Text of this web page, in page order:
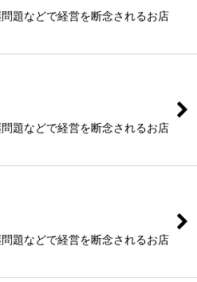
題などで経営を断念されるお店
題などで経営を断念されるお店
題などで経営を断念されるお店